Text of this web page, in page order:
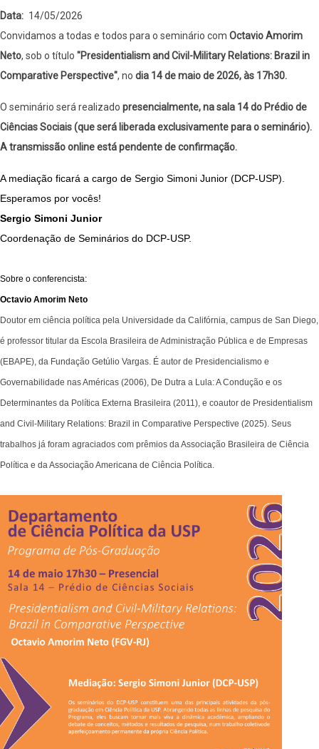
Data
14/05/2026
Convidamos a todas e todos para o seminário com Octavio Amorim
Neto, sob o título "Presidentialism and Civil-Military Relations: Brazil in
Comparative Perspective", no dia 14 de maio de 2026, às 17h30.
O seminário será realizado presencialmente, na sala 14 do Prédio de
Ciências Sociais (que será liberada exclusivamente para o seminário).
A transmissão online está pendente de confirmação.
A mediação ficará a cargo de Sergio Simoni Junior (DCP-USP).
Esperamos por vocês!
Sergio Simoni Junior
Coordenação de Seminários do DCP-USP.
Sobre o conferencista:
Octavio Amorim Neto
Doutor em ciência política pela Universidade da Califórnia, campus de San Diego,
é professor titular da Escola Brasileira de Administração Pública e de Empresas
(EBAPE), da Fundação Getúlio Vargas. É autor de Presidencialismo e
Governabilidade nas Américas (2006), De Dutra a Lula: A Condução e os
Determinantes da Política Externa Brasileira (2011), e coautor de Presidentialism
and Civil-Military Relations: Brazil in Comparative Perspective (2025). Seus
trabalhos já foram agraciados com prêmios da Associação Brasileira de Ciência
Política e da Associação Americana de Ciência Política.